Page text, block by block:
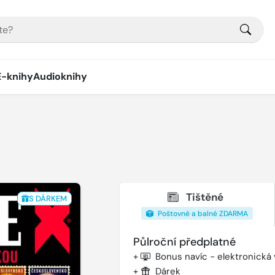
knihyAudioknihy
S DÁRKEM Tištěné
Poštovné a balné ZDARMA
Půlroční předplatné
+ Bonus navíc - elektronická
+ Dárek